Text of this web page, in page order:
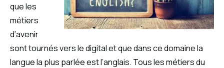
que les
métiers
d’avenir
sont tournés vers le digital et que dans ce domaine la
langue la plus parlée est l’anglais. Tous les métiers du